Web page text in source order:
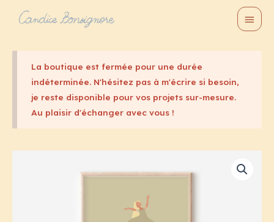
Menu
La boutique est fermée pour une durée
indéterminée. N'hésitez pas à m'écrire si besoin,
je reste disponible pour vos projets sur-mesure.
Au plaisir d'échanger avec vous !
prix :